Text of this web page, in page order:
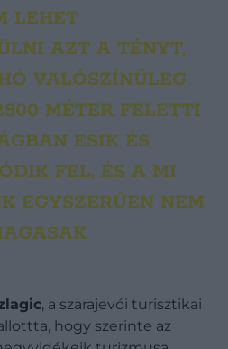
LEHET
AZT A TÉNYT,
VALÓSZÍNŰLEG
MÉTER FELETTI
ESIK ÉS
FEL, ÉS A MI
EGYSZERŰEN NEM
, a szarajevói turisztikai
hogy szerinte az